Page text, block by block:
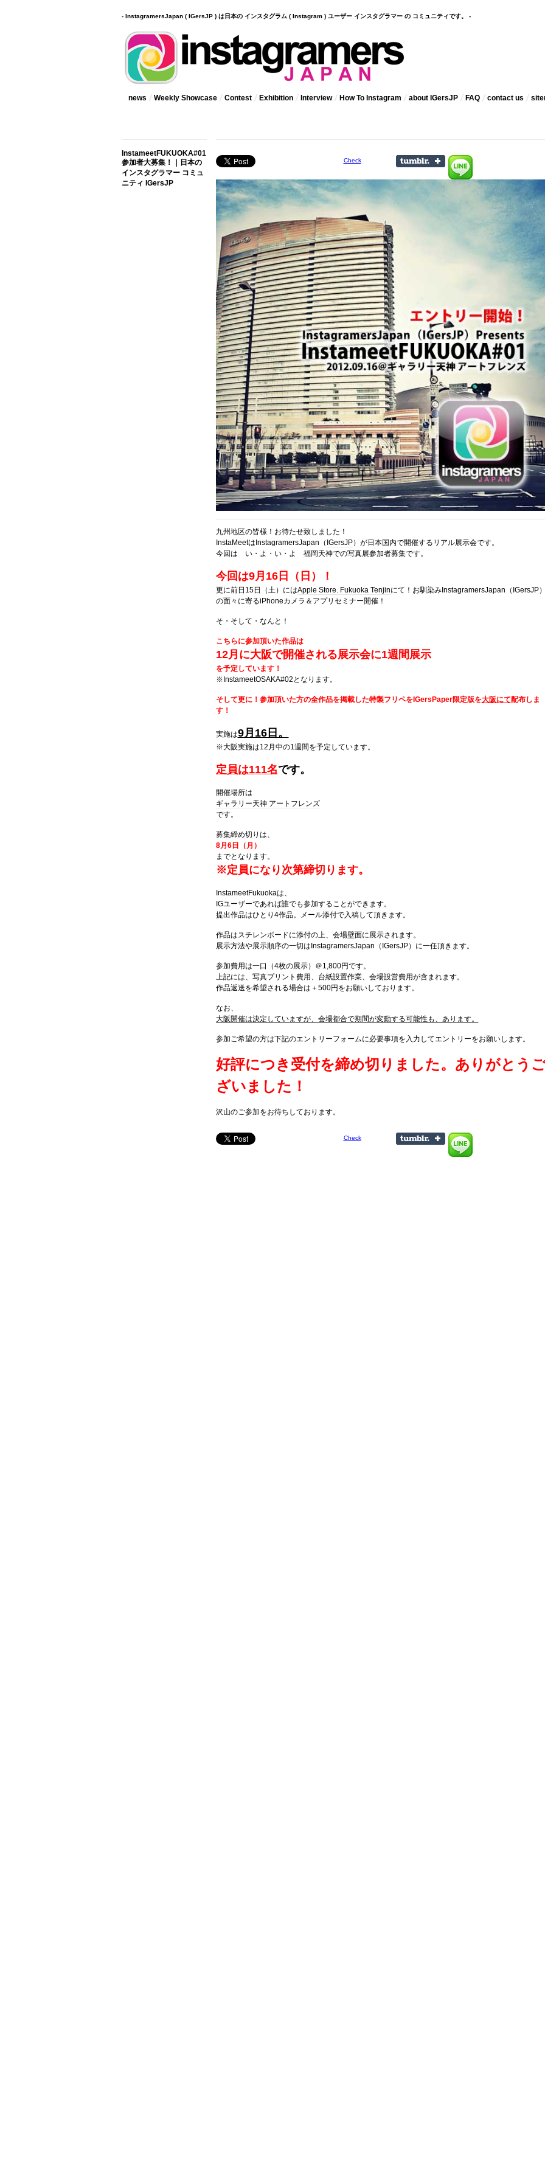
- InstagramersJapan ( IGersJP ) は日本の インスタグラム ( Instagram ) ユーザー インスタグラマー の コミュニティです。 -
news Weekly Showcase Contest Exhibition Interview How To Instagram about IGersJP FAQ contact us
InstameetFUKUOKA#01
参加者大募集！｜日本の
インスタグラマー コミュ
ニティ IGersJP
Check
九州地区の皆様！お待たせ致しました！
InstaMeetはInstagramersJapan（ IGersJP）が日本国内で開催するリアル展示会です。
今回は い・よ・い・よ 福岡天神での写真展参加者募集です。
今回は9月16日（日）！
更に前日15日（土）にはApple Store. Fukuoka Tenjinにて！お馴染みInstagramersJapan（IGersJP
の面々に寄るiPhoneカメラ＆アプリセミナー開催！
そ・そして・なんと！
こちらに参加頂いた作品は
12月に大阪で開催される展示会に1週間展示
を予定しています！
※InstameetOSAKA#02となります。
そして更に！参加頂いた方の全作品を掲載した特製フリペをIGersPaper限定版を大阪にて配布しま
す！
実施は9月16日。
※大阪実施は12月中の1週間を予定しています。
定員は111名です。
開催場所は
ギャラリー天神 アートフレンズ
です。
募集締め切りは、
8月6日（月）
までとなります。
※定員になり次第締切ります。
InstameetFukuokaは、
IGユーザーであれば誰でも参加することができます。
提出作品はひとり4作品。メール添付で入稿して頂きます。
作品はスチレンボードに添付の上、会場壁面に展示されます。
展示方法や展示順序の一切はInstagramersJapan（IGersJP）に一任頂きます。
参加費用は一口（4枚の展示）＠1,800円です。
上記には、写真プリント費用、台紙設置作業、会場設営費用が含まれます。
作品返送を希望される場合は＋500円をお願いしております。
なお、
大阪開催は決定していますが、会場都合で期間が変動する可能性も、あります。
参加ご希望の方は下記のエントリーフォームに必要事項を入力してエントリーをお願いします。
好評につき受付を締め切りました。ありがとう
ざいました！
沢山のご参加をお待ちしております。
Check